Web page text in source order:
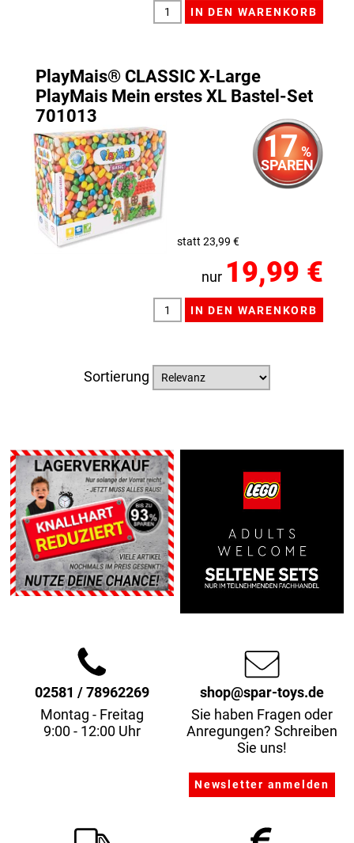
PlayMais® CLASSIC X-Large
PlayMais Mein erstes XL Bastel-Set
701013
17 %
SPAREN
statt 23,99 €
nur 19,99 €
Sortierung
02581 / 78962269
Montag - Freitag
9:00 - 12:00 Uhr
shop@spar-toys.de
Sie haben Fragen oder
Anregungen? Schreiben
Sie uns!